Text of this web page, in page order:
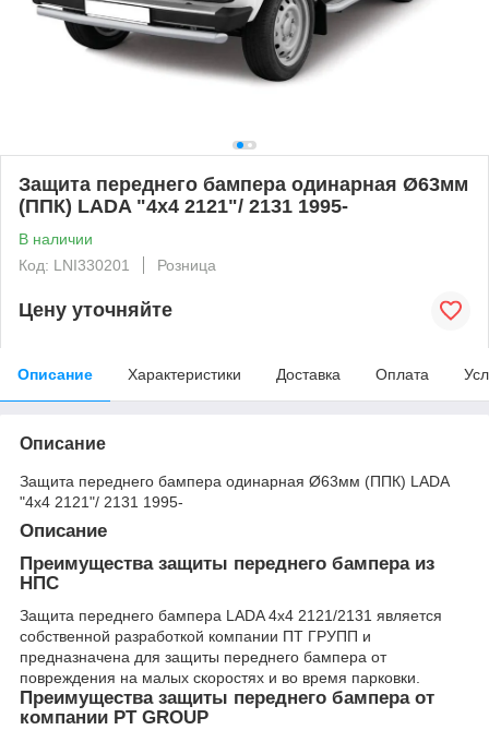
Защита переднего бампера одинарная Ø63мм
(ППК) LADA "4х4 2121"/ 2131 1995-
В наличии
Код: LNI330201
Розница
Цену уточняйте
Описание Характеристики Доставка Оплата
Описание
Защита переднего бампера одинарная Ø63мм (ППК) LADA
"4х4 2121"/ 2131 1995-
Описание
Преимущества защиты переднего бампера из
НПС
Защита переднего бампера LADA 4x4 2121/2131 является
собственной разработкой компании ПТ ГРУПП и
предназначена для защиты переднего бампера от
повреждения на малых скоростях и во время парковки.
Преимущества защиты переднего бампера от
компании PT GROUP